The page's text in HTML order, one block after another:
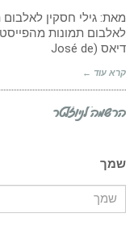
לאלבום תמונות
דיאס (José de
קרא עוד ←
הרשמה לניוזלטר
שמך